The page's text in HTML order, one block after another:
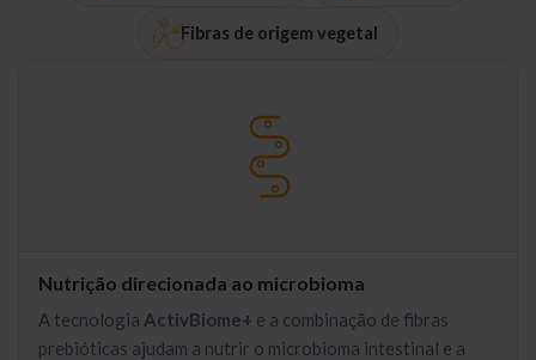
Fibras de origem vegetal
Nutrição direcionada ao microbioma
A tecnologia ActivBiome+ e a combinação de fibras
prebióticas ajudam a nutrir o microbioma intestinal e a